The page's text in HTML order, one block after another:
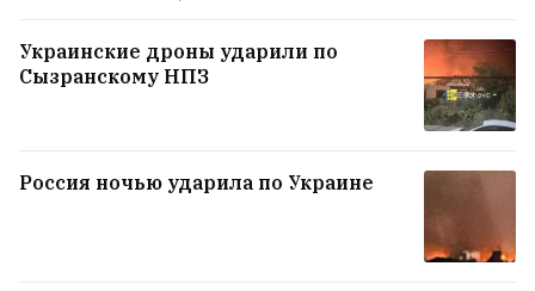
Украинские дроны ударили по
Сызранскому НПЗ
Россия ночью ударила по Украине
В Борисове мать чуть не утонула на
глазах троих детей
Жодинцы жалуются: в городе воняет
говном